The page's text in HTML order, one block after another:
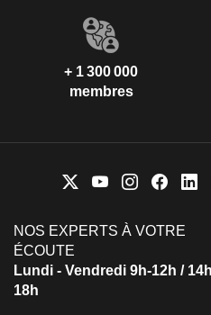
+ 1 300 000
membres
NOS EXPERTS À VOTRE
ÉCOUTE
Lundi - Vendredi 9h-12h /
18h